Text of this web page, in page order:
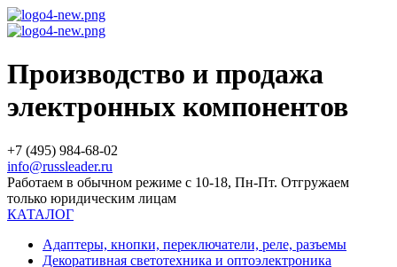
Производство и продажа
электронных компонентов
+7 (495) 984-68-02
info@russleader.ru
Работаем в обычном режиме с 10-18, Пн-Пт. Отгружаем
только юридическим лицам
КАТАЛОГ
Адаптеры, кнопки, переключатели, реле, разъемы
Декоративная светотехника и оптоэлектроника